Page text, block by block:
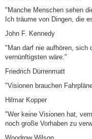
"Manche Menschen sehen
Ich träume von Dingen, die
John F. Kennedy
"Man darf nie aufhören, sich
vernünftigsten wäre."
Friedrich Dürrenmatt
"Visionen brauchen
Hilmar Kopper
"Wer keine Visionen hat,
noch große Vorhaben zu